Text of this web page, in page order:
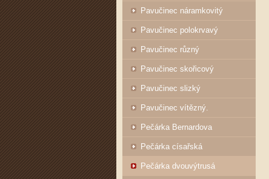
Pavučinec náramkovitý
Pavučinec polokrvavý
Pavučinec různý
Pavučinec skořicový
Pavučinec slizký
Pavučinec vítězný.
Pečárka Bernardova
Pečárka císařská
Pečárka dvouvýtrusá